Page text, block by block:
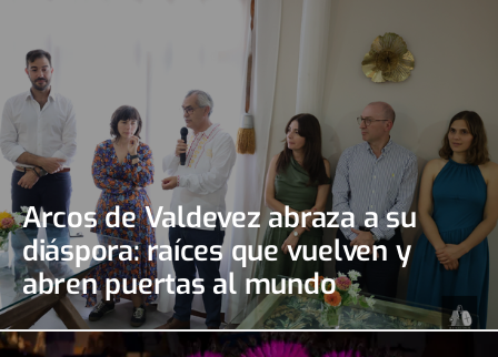
Arcos de Valdevez abraza a su
diáspora: raíces que vuelven y
abren puertas al mundo